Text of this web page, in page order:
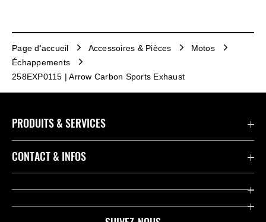
Page d'accueil Accessoires & Pièces
Motos
Échappements
258EXP0115 | Arrow Carbon Sports Exhaust
PRODUITS & SERVICES
Accessoires & Pièces
Concessionnaires
CONTACT & INFOS
Contact